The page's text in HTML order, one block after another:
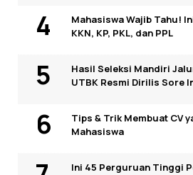
Mahasiswa Wajib Tahu!
KKN, KP, PKL, dan PPL
Hasil Seleksi Mandiri
UTBK Resmi Dirilis Sore
Tips & Trik Membuat CV
Mahasiswa
Ini 45 Perguruan Tinggi